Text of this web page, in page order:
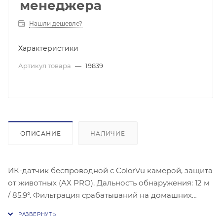
менеджера
Нашли дешевле?
Характеристики
Артикул товара — 19839
ОПИСАНИЕ НАЛИЧИЕ
ИК-датчик беспроводной с ColorVu камерой, защита
от животных (AX PRO). Дальность обнаружения: 12 м
/ 85.9°. Фильтрация срабатываний на домашних